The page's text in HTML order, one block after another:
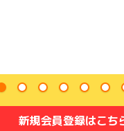
新規会員登録はこち